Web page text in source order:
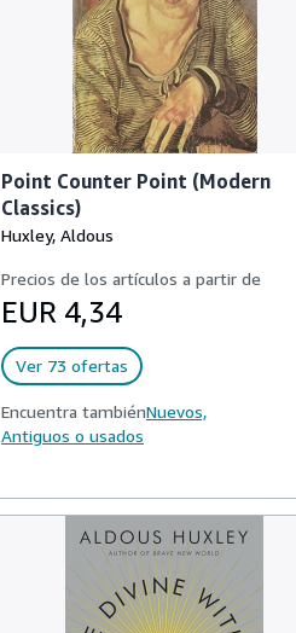
Point Counter Point (Modern
Classics)
Huxley, Aldous
Precios de los artículos a partir de
EUR 4,34
Ver 73 ofertas
Encuentra tambiénNuevos,
Antiguos o usados